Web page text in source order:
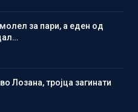
за пари, а еден од
Лозана, тројца загинати